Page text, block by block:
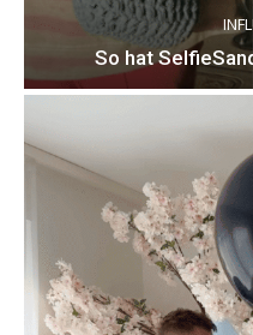
So hat